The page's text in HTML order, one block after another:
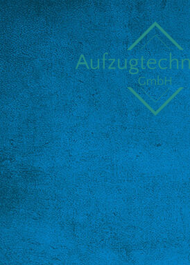
Startseite
Über Uns
Leistungen
Kontakt